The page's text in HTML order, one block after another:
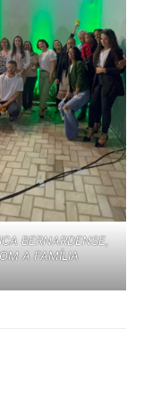
BERNARDENSE,
A FAMÍLIA